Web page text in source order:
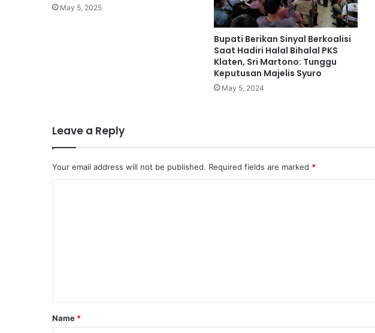
May 5, 2025
Bupati Berikan Sinyal Berkoalisi
Saat Hadiri Halal Bihalal PKS
Klaten, Sri Martono: Tunggu
Keputusan Majelis Syuro
May 5, 2024
Leave a Reply
Your email address will not be published. Required fields are marked *
Name *